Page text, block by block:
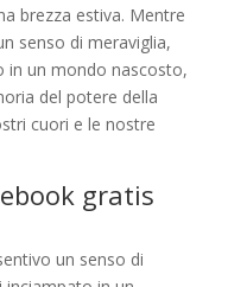
brezza estiva. Mentre
senso di meraviglia,
in un mondo nascosto,
del potere della
cuori e le nostre
gratis
un senso di